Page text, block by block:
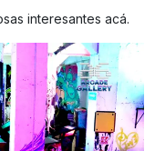
interesantes acá.